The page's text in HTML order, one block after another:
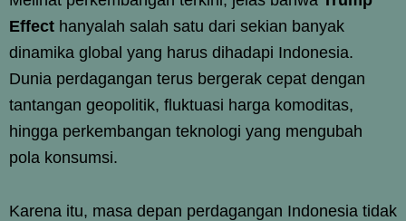
Effect hanyalah salah satu dari sekian banyak
dinamika global yang harus dihadapi Indonesia.
Dunia perdagangan terus bergerak cepat dengan
tantangan geopolitik, fluktuasi harga komoditas,
hingga perkembangan teknologi yang mengubah
pola konsumsi.
Karena itu, masa depan perdagangan Indonesia tidak